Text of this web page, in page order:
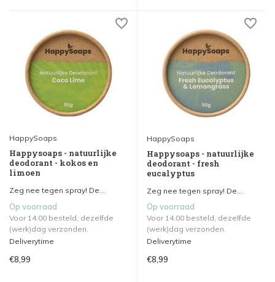
HappySoaps
Happysoaps - natuurlijke
deodorant - kokos en
limoen
Zeg nee tegen spray! De...
Op voorraad
Voor 14.00 besteld, dezelfde
(werk)dag verzonden.
Deliverytime
€8,99
HappySoaps
Happysoaps - natuurlijke
deodorant - fresh
eucalyptus
Zeg nee tegen spray! De...
Op voorraad
Voor 14.00 besteld, dezelfde
(werk)dag verzonden.
Deliverytime
€8,99